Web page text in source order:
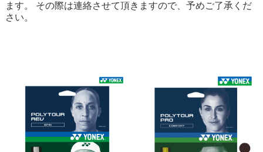
ます。 その際は連絡させて頂きますので、予めご了承くだ
さい。